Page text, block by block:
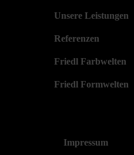
Unsere Leistungen
Referenzen
Friedl Farbwelten
Friedl Formwelten
Impressum